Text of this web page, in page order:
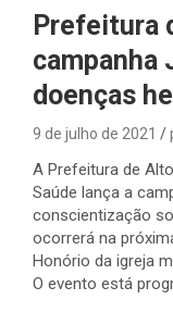
Prefeitura
campanha
doenças
9 de julho de 2021
A Prefeitura de
Saúde lança a
conscientização
ocorrerá na
Honório da igreja
O evento está